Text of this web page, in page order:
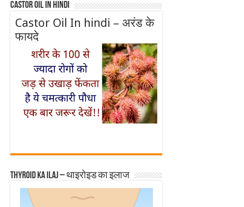
Castor Oil In Hindi
Castor Oil In hindi – अरंड के
फायदे
Thyroid ka ilaj – थाइरोइड का इलाज